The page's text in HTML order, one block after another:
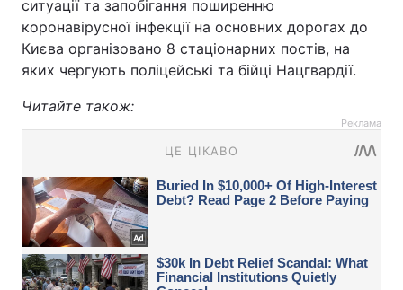
ситуації та запобігання поширенню
коронавірусної інфекції на основних дорогах до
Києва організовано 8 стаціонарних постів, на
яких чергують поліцейські та бійці Нацгвардії.
Читайте також:
Реклама